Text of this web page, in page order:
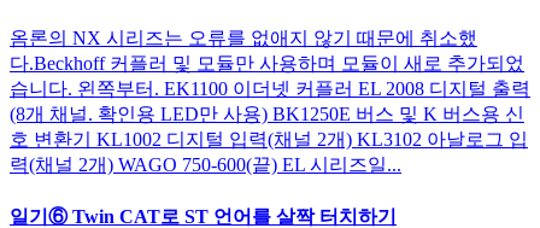
옴론의 NX 시리즈는 오류를 없애지 않기 때문에 취소했
다.Beckhoff 커플러 및 모듈만 사용하며 모듈이 새로 추가되었
습니다. 왼쪽부터. EK1100 이더넷 커플러 EL 2008 디지털 출력
(8개 채널. 확인용 LED만 사용) BK1250E 버스 및 K 버스용 신
호 변환기 KL1002 디지털 입력(채널 2개) KL3102 아날로그 입
력(채널 2개) WAGO 750-600(끝) EL 시리즈일...
일기⑥ Twin CAT로 ST 언어를 살짝 터치하기